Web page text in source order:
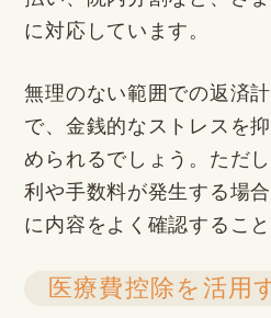
に対応しています。
無理のない範囲での返済
で、金銭的なストレスを
められるでしょう。ただ
利や手数料が発生する場
に内容をよく確認すること
医療費控除を活用